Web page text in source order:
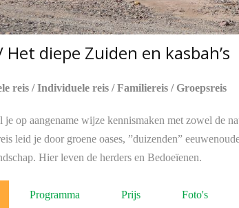
Het diepe Zuiden en kasbah’s
reis / Individuele reis / Familiereis / Groepsreis
je op aangename wijze kennismaken met zowel de
leid je door groene oases, ”duizenden”
Hier leven de herders en Bedoeïenen.
Programma Prijs Foto's